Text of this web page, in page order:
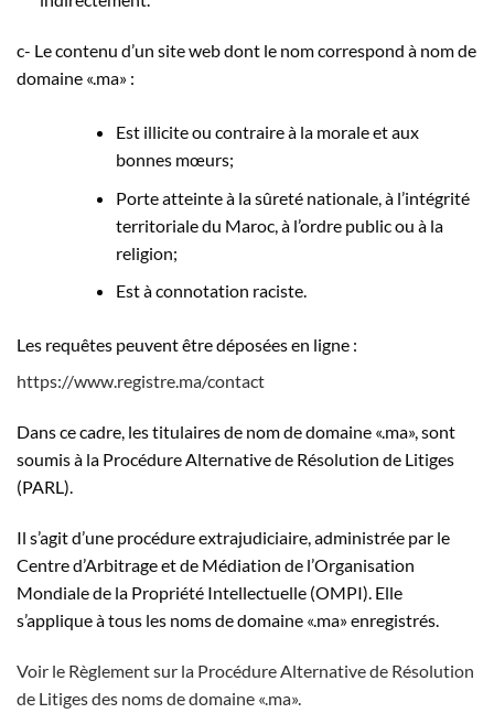
c- Le contenu d’un site web dont le nom correspond à nom de
domaine «.ma» :
Est illicite ou contraire à la morale et aux
bonnes mœurs;
Porte atteinte à la sûreté nationale, à l’intégrité
territoriale du Maroc, à l’ordre public ou à la
religion;
Est à connotation raciste.
Les requêtes peuvent être déposées en ligne :
https://www.registre.ma/contact
Dans ce cadre, les titulaires de nom de domaine «.ma», sont
soumis à la Procédure Alternative de Résolution de Litiges
(PARL).
Il s’agit d’une procédure extrajudiciaire, administrée par le
Centre d’Arbitrage et de Médiation de l’Organisation
Mondiale de la Propriété Intellectuelle (OMPI). Elle
s’applique à tous les noms de domaine «.ma» enregistrés.
Voir le Règlement sur la Procédure Alternative de Résolution
de Litiges des noms de domaine «.ma».